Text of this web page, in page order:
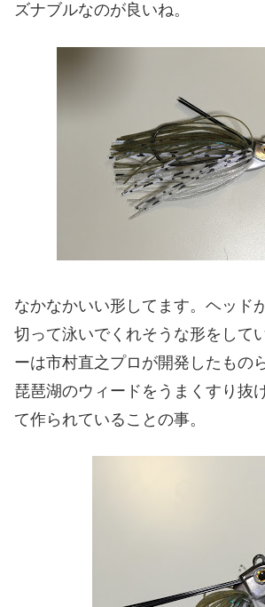
ズナブルなのが良いね。
なかなかいい形してます。ヘッド
切って泳いでくれそうな形をして
ーは市村直之プロが開発したもの
琵琶湖のウィードをうまくすり抜
て作られていることの事。